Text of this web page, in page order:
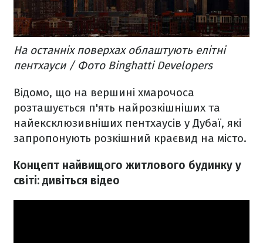
На останніх поверхах облаштують елітні
пентхауси / Фото Binghatti Developers
Відомо, що на вершині хмарочоса
розташується п'ять найрозкішніших та
найексклюзивніших пентхаусів у Дубаї, які
запропонують розкішний краєвид на місто.
Концепт найвищого житлового будинку у
світі: дивіться відео